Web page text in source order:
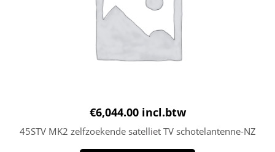
€6,044.00 incl.btw
45STV MK2 zelfzoekende satelliet TV schotelantenne-NZ